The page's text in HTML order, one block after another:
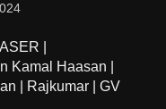
|
Kamal Haasan |
| Rajkumar | GV